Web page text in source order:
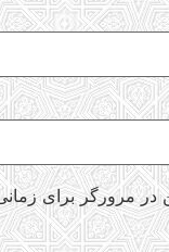
در مرورگر برای